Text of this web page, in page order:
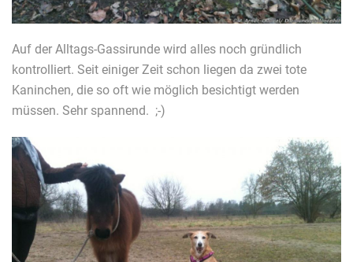
Auf der Alltags-Gassirunde wird alles noch gründlich
kontrolliert. Seit einiger Zeit schon liegen da zwei tote
Kaninchen, die so oft wie möglich besichtigt werden
müssen. Sehr spannend. ;-)